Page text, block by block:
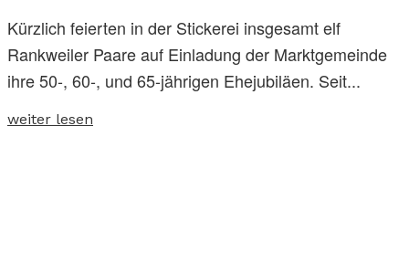
Kürzlich feierten in der Stickerei insgesamt elf
Rankweiler Paare auf Einladung der Marktgemeinde
ihre 50-, 60-, und 65-jährigen Ehejubiläen. Seit...
weiter lesen